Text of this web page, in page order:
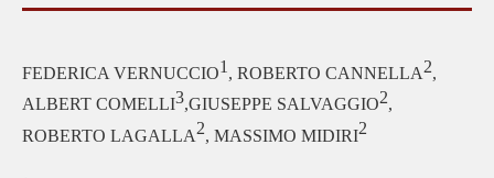
FEDERICA VERNUCCIO1 , ROBERTO CANNELLA2,
ALBERT COMELLI3,GIUSEPPE SALVAGGIO2,
ROBERTO LAGALLA2, MASSIMO MIDIRI2